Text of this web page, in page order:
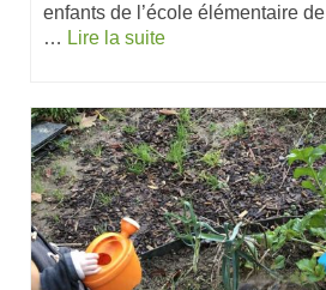
enfants de l’école élémentaire
… Lire la suite